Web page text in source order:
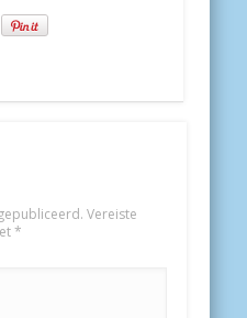
Vereiste
*